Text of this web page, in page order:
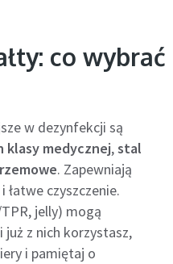
co wybrać
w dezynfekcji są
klasy medycznej,stal
. Zapewniają
łatwe czyszczenie.
jelly) mogą
z nich korzystasz,
i pamiętaj o